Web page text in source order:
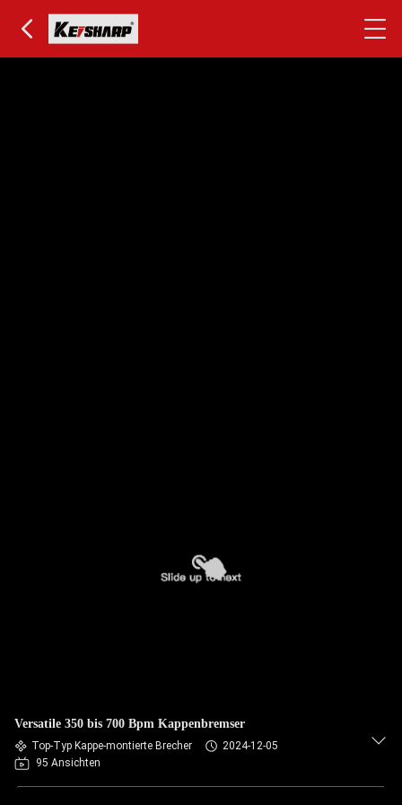
Versatile 350 bis 700 Bpm Kappenbremser
Top-Typ Kappe-montierte Brecher
2024-12-05
95 Ansichten